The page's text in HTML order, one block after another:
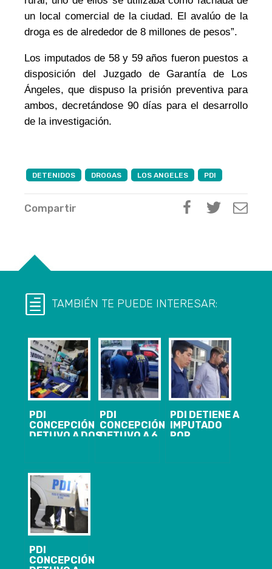
un local comercial de la ciudad. El avalúo de la
droga es de alrededor de 8 millones de pesos”.
Los imputados de 58 y 59 años fueron puestos a
disposición del Juzgado de Garantía de Los
Ángeles, que dispuso la prisión preventiva para
ambos, decretándose 90 días parael desarrollo
de la investigación.
DETENIDOS DROGAS LOS ANGELES PDI
Compartir
TAMBIÉN TE PUEDE INTERESAR:
PDI
CONCEPCIÓN
DETUVO A DOS
LA
GOBERNACIÓN
PENQUISTA
PDI
CONCEPCIÓN
DETUVO A 6
PDI DETIENE A
IMPUTADO
POR
PDI
CONCEPCIÓN